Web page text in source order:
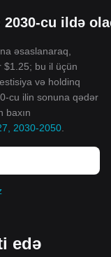
cu ildə
əsaslanaraq,
$1.25; bu il üçün
və holdinq
cu ilin sonuna qədər
baxın
2030-2050
edə